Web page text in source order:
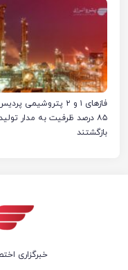
فازهای ۱ و ۲ پتروشیمی
۸۵ درصد ظرفیت به مدار
بازگشتند
خبرگزاری